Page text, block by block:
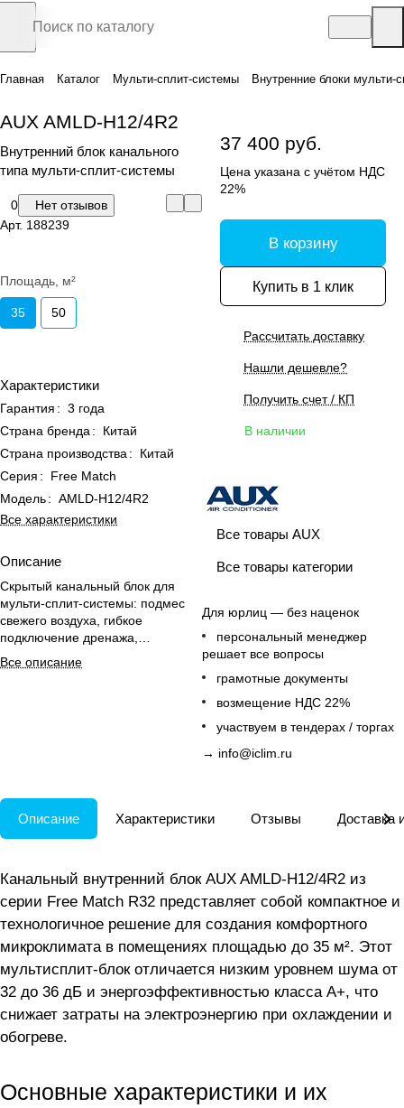
Главная Каталог Мульти-сплит-системы Внутренние блоки мульти-
AUX AMLD-H12/4R2
Внутренний блок канального
типа мульти-сплит-системы
0
Нет отзывов
Арт. 188239
Площадь, м²
35 50
Характеристики
Гарантия : 3 года
Страна бренда :
Китай
Страна производства :
Китай
Серия :
Free Match
Модель: AMLD-H12/4R2
Все характеристики
Описание
Скрытый канальный блок для
мульти-сплит-системы: подмес
свежего воздуха, гибкое
подключение дренажа,
воздушный фильтр и проводной
пульт в комплекте.
Все описание
37 400 руб.
Цена указана с учётом НДС
22%
В корзину
Купить в 1 клик
Рассчитать доставку
Нашли дешевле?
Получить счет / КП
В наличии
Все товары AUX
Все товары категории
Для юрлиц — без наценок
персональный менеджер
решает все вопросы
грамотные документы
возмещение НДС 22%
участвуем в тендерах / торгах
→ info@iclim.ru
Описание Характеристики Отзывы Доставка
Канальный внутренний блок AUX AMLD-H12/4R2 из
серии Free Match R32 представляет собой компактное и
технологичное решение для создания комфортного
микроклимата в помещениях площадью до 35 м². Этот
мультисплит-блок отличается низким уровнем шума от
32 до 36 дБ и энергоэффективностью класса A+, что
снижает затраты на электроэнергию при охлаждении и
обогреве.
Основные характеристики и их